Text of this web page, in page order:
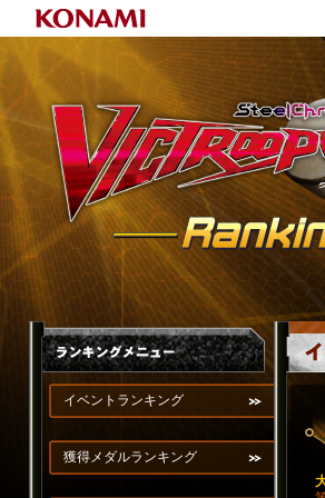
イベントランキング
獲得メダルランキング